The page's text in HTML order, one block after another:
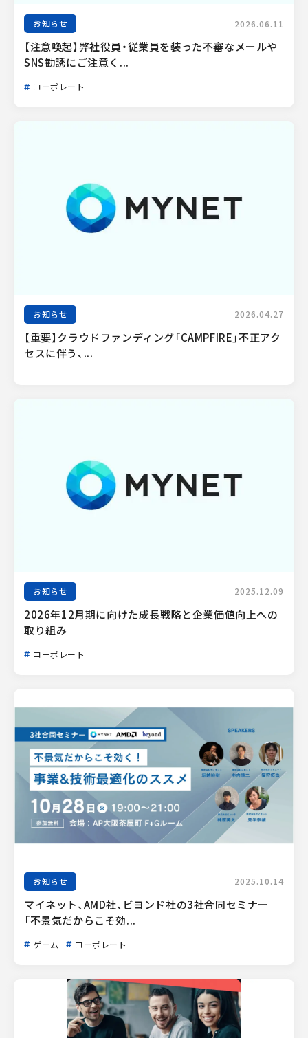
お知らせ 2026.06.11
【注意喚起】弊社役員・従業員を装った不審なメールや
SNS勧誘にご注意く...
コーポレート
お知らせ 2026.04.27
【重要】クラウドファンディング「CAMPFIRE」不正アク
セスに伴う、...
お知らせ 2025.12.09
2026年12月期に向けた成長戦略と企業価値向上への
取り組み
コーポレート
お知らせ 2025.10.14
マイネット、AMD社、ビヨンド社の3社合同セミナー
「不景気だからこそ効...
ゲーム コーポレート